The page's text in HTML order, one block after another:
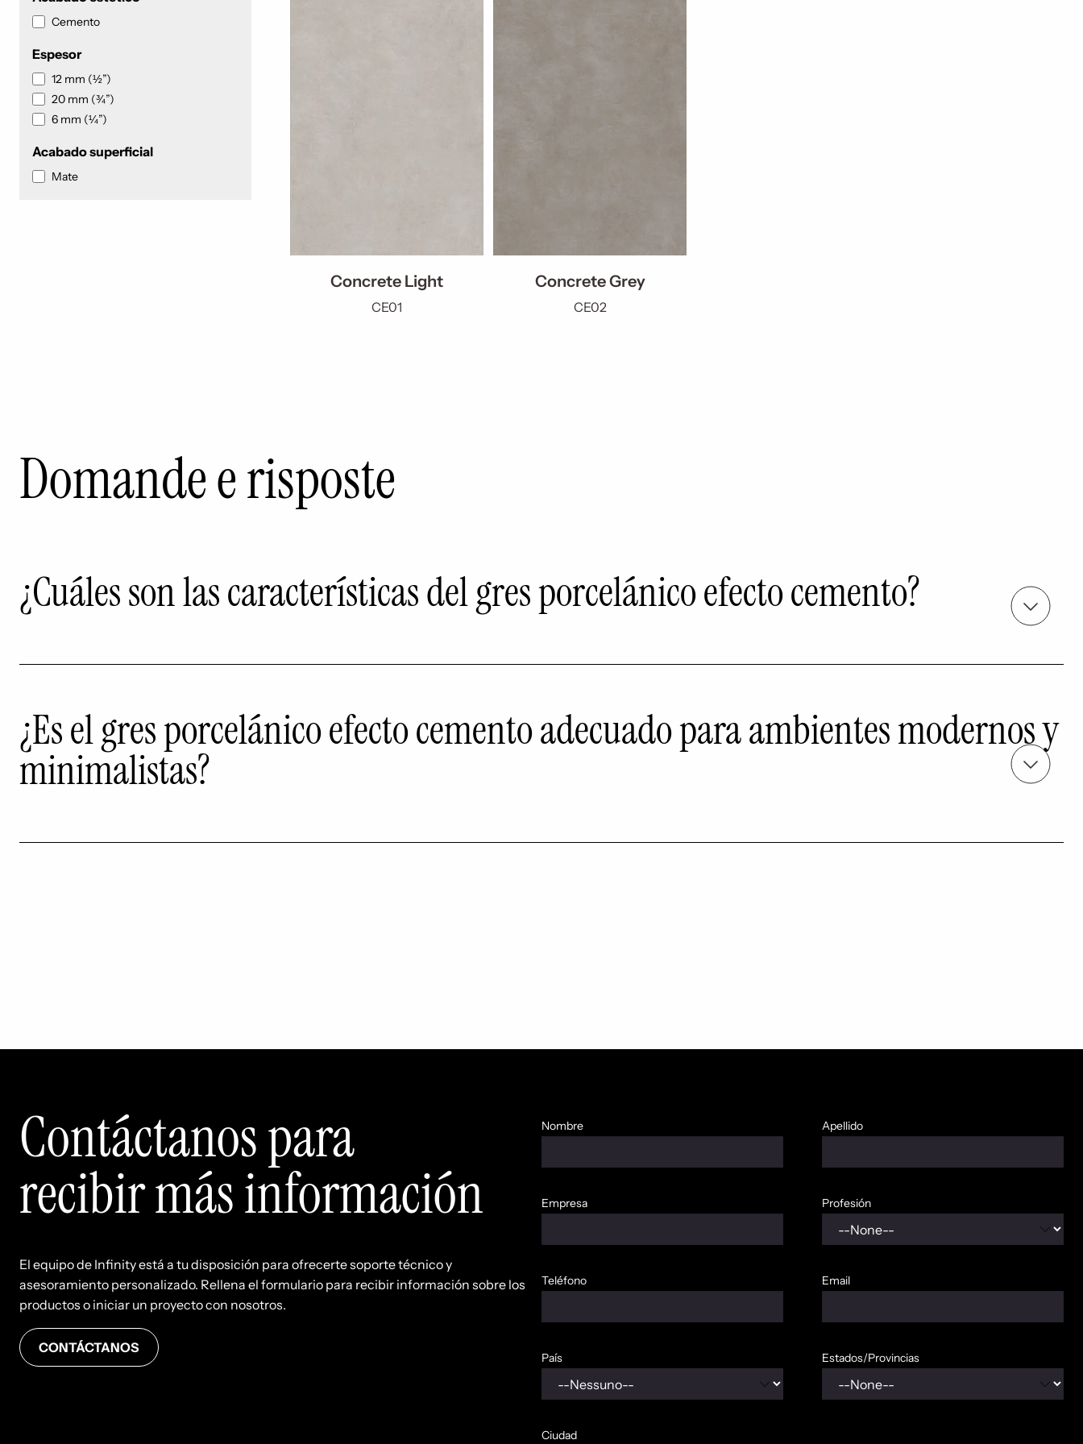
Cemento
Espesor
12 mm (½”)
20 mm (¾”)
6 mm (¼”)
Acabado superficial
Mate
Concrete Light
CE01
Concrete Grey
CE02
Domande e risposte
¿Cuáles son las características del gres porcelánico efecto cemento?
¿Es el gres porcelánico efecto cemento adecuado para ambientes modernos y
minimalistas?
Contáctanos para
recibir más información
El equipo de Infinity está a tu disposición para ofrecerte soporte técnico y
asesoramiento personalizado. Rellena el formulario para recibir información sobre los
productos o iniciar un proyecto con nosotros.
CONTÁCTANOS
Nombre Apellido
Empresa Profesión
Teléfono Email
País Estados/Provincias
Ciudad